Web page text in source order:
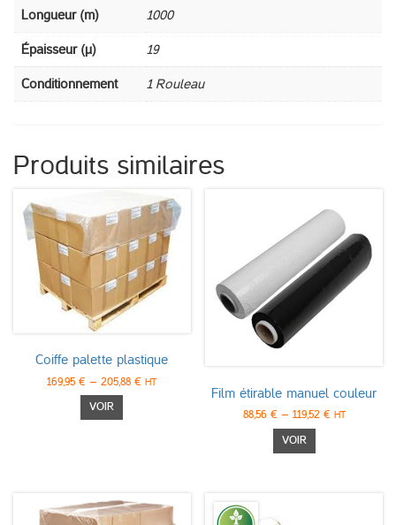
Longueur (m) 1000
Épaisseur (µ) 19
Conditionnement 1 Rouleau
Produits similaires
Coiffe palette plastique
169,95€ –205,88€ HT
VOIR
produit
options
Film étirable manuel couleur
88,56 € – 119,52 € HT
VOIR
produit